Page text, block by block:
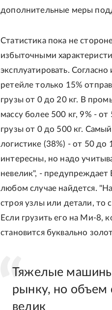
дополнительные меры
Статистика пока не
избыточными
эксплуатировать.
ретейле только 15%
грузы от 0 до 20 кг. В
массу более 500 кг, 9% -
грузы от 0 до 500 кг.
логистике (38%) - от 50
интересны, но надо
невелик", -
любом случае найдется.
строя узлы или детали, то
Если грузить его на Ми-8,
становится буквально
Тяжелые
рынку, но объем
велик